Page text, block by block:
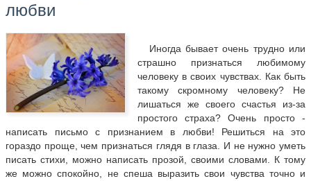
любви
Иногда бывает очень трудно или
страшно признаться любимому
человеку в своих чувствах. Как быть
такому скромному человеку? Не
лишаться же своего счастья из-за
простого страха? Очень просто -
написать письмо с признанием в любви! Решиться на это
гораздо проще, чем признаться глядя в глаза. И не нужно уметь
писать стихи, можно написать прозой, своими словами. К тому
же можно спокойно, не спеша выразить свои чувства точно и